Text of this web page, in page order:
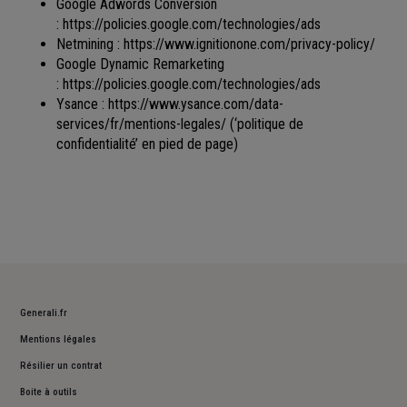
Google Adwords Conversion
: https://policies.google.com/technologies/ads
Netmining : https://www.ignitionone.com/privacy-policy/
Google Dynamic Remarketing
: https://policies.google.com/technologies/ads
Ysance : https://www.ysance.com/data-
services/fr/mentions-legales/ (‘politique de
confidentialité’ en pied de page)
Generali.fr
Mentions légales
Résilier un contrat
Boite à outils